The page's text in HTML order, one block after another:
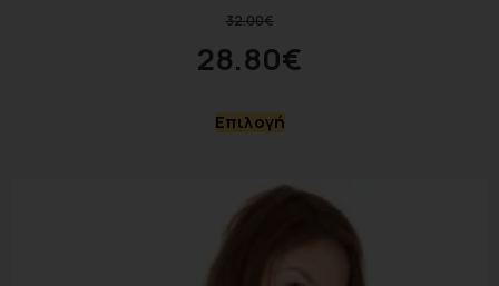
32.00€
28.80€
Επιλογή